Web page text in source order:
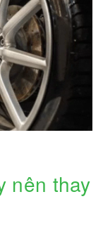
nên thay